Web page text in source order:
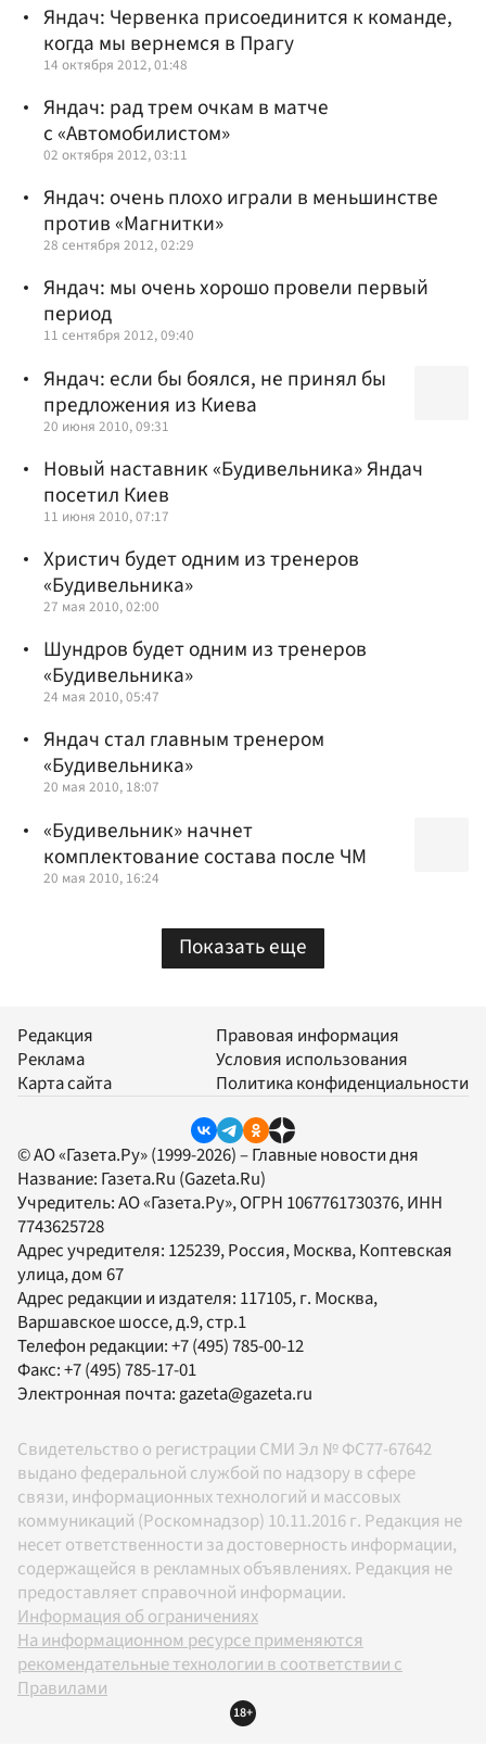
Яндач: Червенка присоединится к команде,
когда мы вернемся в Прагу
14 октября 2012, 01:48
Яндач: рад трем очкам в матче
с «Автомобилистом»
02 октября 2012, 03:11
Яндач: очень плохо играли в меньшинстве
против «Магнитки»
28 сентября 2012, 02:29
Яндач: мы очень хорошо провели первый
период
11 сентября 2012, 09:40
Яндач: если бы боялся, не принял бы
предложения из Киева
20 июня 2010, 09:31
Новый наставник «Будивельника» Яндач
посетил Киев
11 июня 2010, 07:17
Христич будет одним из тренеров
«Будивельника»
27 мая 2010, 02:00
Шундров будет одним из тренеров
«Будивельника»
24 мая 2010, 05:47
Яндач стал главным тренером
«Будивельника»
20 мая 2010, 18:07
«Будивельник» начнет
комплектование состава после ЧМ
20 мая 2010, 16:24
Показать еще
Редакция
Реклама
Карта сайта
Правовая информация
Условия использования
Политика конфиденциальности
© АО «Газета.Ру» (1999-2026) – Главные новости дня
Название: Газета.Ru (Gazeta.Ru)
Учредитель:АО «Газета.Ру», ОГРН 1067761730376, ИНН
7743625728
Адрес учредителя: 125239, Россия, Москва, Коптевская
улица, дом 67
Адрес редакции и издателя: 117105, г. Москва,
Варшавское шоссе, д.9, стр.1
Телефон редакции:+7 (495) 785-00-12
Факс:+7 (495) 785-17-01
Электронная почта:gazeta@gazeta.ru
Свидетельство о регистрации СМИ Эл № ФС77-67642
выдано федеральной службой по надзору в сфере
связи, информационных технологий и массовых
коммуникаций (Роскомнадзор) 10.11.2016 г. Редакция не
несет ответственности за достоверность информации,
содержащейся в рекламных объявлениях. Редакция не
предоставляет справочной информации.
Информация об ограничениях
На информационном ресурсе применяются
рекомендательные технологии в соответствии с
Правилами
18+